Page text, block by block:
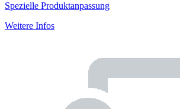
Spezielle Produktanpassung
Weitere Infos